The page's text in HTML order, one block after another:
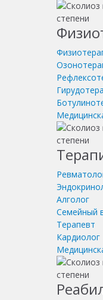
Алголог
Семейный
Терапевт
Кардиолог